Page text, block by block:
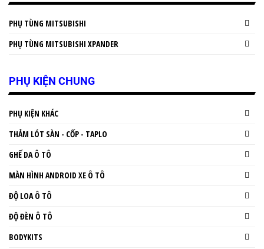
PHỤ TÙNG MITSUBISHI
PHỤ TÙNG MITSUBISHI XPANDER
PHỤ KIỆN CHUNG
PHỤ KIỆN KHÁC
THẢM LÓT SÀN - CỐP - TAPLO
GHẾ DA Ô TÔ
MÀN HÌNH ANDROID XE Ô TÔ
ĐỘ LOA Ô TÔ
ĐỘ ĐÈN Ô TÔ
BODYKITS